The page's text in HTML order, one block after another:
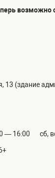
13 (здание
— 16:00 сб,